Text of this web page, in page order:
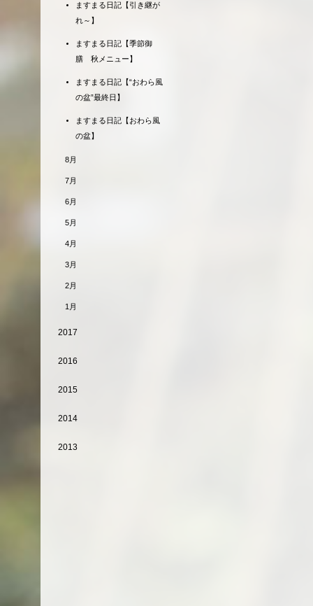
ますまる日記【引き継が
れ～】
ますまる日記【季節御
膳 秋メニュー】
ますまる日記【“おわら風
の盆”最終日】
ますまる日記【おわら風
の盆】
8月
7月
6月
5月
4月
3月
2月
1月
2017
2016
2015
2014
2013